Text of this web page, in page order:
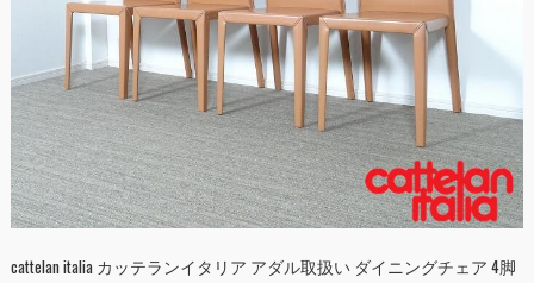
cattelan italia カッテランイタリア アダル取扱い ダイニングチェア 4脚